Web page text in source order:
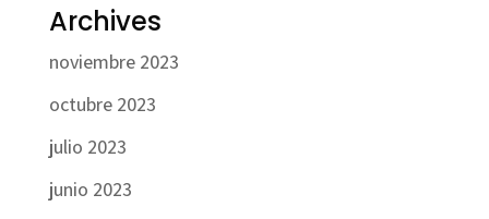
Archives
noviembre 2023
octubre 2023
julio 2023
junio 2023